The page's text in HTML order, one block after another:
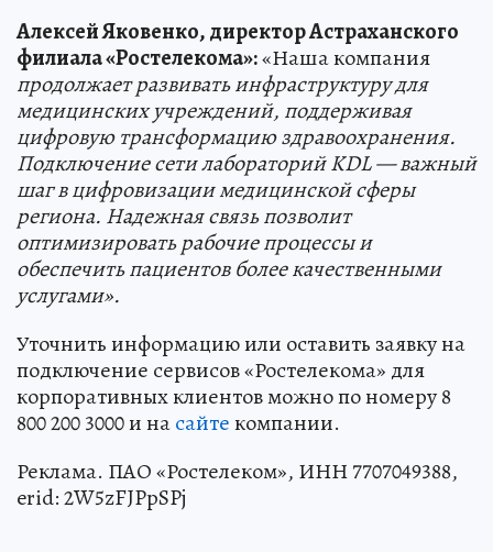
Алексей Яковенко, директор Астраханского
филиала «Ростелекома»:«Наша компания
продолжает развивать инфраструктуру для
медицинских учреждений, поддерживая
цифровую трансформацию здравоохранения.
Подключение сети лабораторий KDL — важный
шаг в цифровизации медицинской сферы
региона. Надежная связь позволит
оптимизировать рабочие процессы и
обеспечить пациентов более качественными
услугами».
Уточнить информацию или оставить заявку на
подключение сервисов «Ростелекома» для
корпоративных клиентов можно по номеру 8
800 200 3000 и насайтекомпании.
Реклама. ПАО «Ростелеком», ИНН 7707049388,
erid: 2W5zFJPpSPj